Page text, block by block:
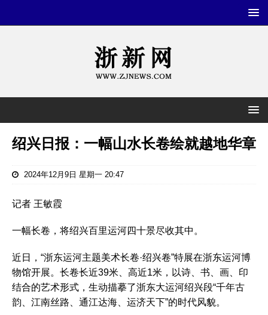
绍兴日报：一幅山水长卷绘就越地华章
2024年12月9日 星期一 20:47
记者 王敏霞
一幅长卷，将绍兴百里运河四十景尽收其中。
近日，“浙东运河主题美术长卷·绍兴卷”特展在浙东运河博
物馆开展。长卷长近39米、高近1米，以诗、书、画、印
结合的艺术形式，生动描摹了浙东大运河绍兴段“千年古
韵、江南丝路、通江达海、运济天下”的时代风貌。